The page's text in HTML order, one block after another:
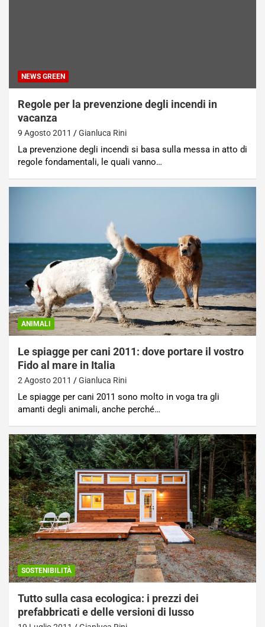
NEWS GREEN
Regole per la prevenzione degli incendi in
vacanza
9 Agosto 2011 Gianluca Rini
La prevenzione degli incendi si basa sulla messa in atto di
regole fondamentali, le quali vanno…
ANIMALI
Le spiagge per cani 2011: dove portare il vostro
Fido al mare in Italia
2 Agosto 2011 Gianluca Rini
Le spiagge per cani 2011 sono molto in voga tra gli
amanti degli animali, anche perché…
SOSTENIBILITÀ
Tutto sulla casa ecologica: i prezzi dei
prefabbricati e delle versioni di lusso